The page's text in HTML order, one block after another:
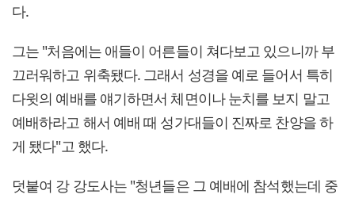
다.
그는 "처음에는 애들이 어른들이 쳐다보고 있으니까 부
끄러워하고 위축됐다. 그래서 성경을 예로 들어서 특히
다윗의 예배를 얘기하면서 체면이나 눈치를 보지 말고
예배하라고 해서 예배 때 성가대들이 진짜로 찬양을 하
게 됐다"고 했다.
덧붙여 강 강도사는 "청년들은 그 예배에 참석했는데 중